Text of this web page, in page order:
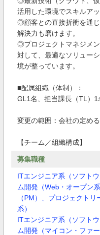
活用した環境でスキルア
◎顧客との直接折衝を通
解決力も磨けます。
◎プロジェクトマネジメ
対して、最適なソリュー
境が整っています。
■配属組織（体制）：
GL1名、担当課長（TL）
変更の範囲：会社の定め
【チーム／組織構成】
募集職種
ITエンジニア系（ソフト
ム開発（Web・オープン系
（PM）、プロジェクト
系）
ITエンジニア系（ソフト
ム開発（マイコン・ファ